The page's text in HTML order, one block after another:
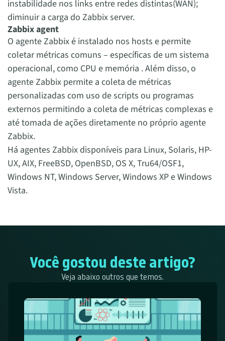
instabilidade nos links entre redes distintas(WAN);
diminuir a carga do Zabbix server.
Zabbix agent
O agente Zabbix é instalado nos hosts e permite
coletar métricas comuns – específicas de um sistema
operacional, como CPU e memória . Além disso, o
agente Zabbix permite a coleta de métricas
personalizadas com uso de scripts ou programas
externos permitindo a coleta de métricas complexas e
até tomada de ações diretamente no próprio agente
Zabbix.
Há agentes Zabbix disponíveis para Linux, Solaris, HP-
UX, AIX, FreeBSD, OpenBSD, OS X, Tru64/OSF1,
Windows NT, Windows Server, Windows XP e Windows
Vista.
Você gostou deste artigo?
Veja abaixo outros que temos.